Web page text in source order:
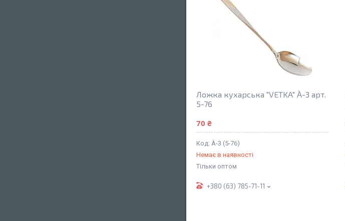
Ложка кухарська "VETKA" À-3 арт.
5-76
70 ₴
À-3 (5-76)
Немає в наявності
Тільки оптом
+380 (63) 785-71-11